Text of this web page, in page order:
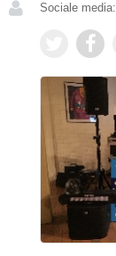
Sociale media: